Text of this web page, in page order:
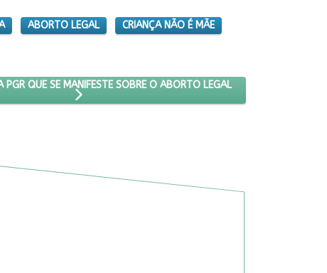
ABORTO LEGAL
CRIANÇA NÃO É MÃE
SUPREMO PEDE A PGR QUE SE MANIFESTE SOBRE O ABORTO LEGAL
PGR QUE SE MANIFESTE SOBRE O ABORTO LEGAL